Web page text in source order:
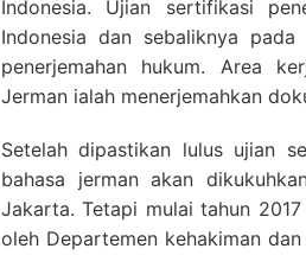
Indonesia. Ujian sertifikasi
Indonesia dan sebaliknya
penerjemahan hukum. Area
Jerman ialah menerjemahkan
Setelah dipastikan lulus ujian
bahasa jerman akan
Jakarta. Tetapi mulai tahun
oleh Departemen kehakiman